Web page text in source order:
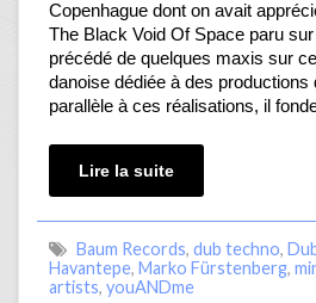
Copenhague dont on avait
The Black Void Of Space paru
précédé de quelques maxis sur
danoise dédiée à des productions
parallèle à ces réalisations, il
Lire la suite
Baum Records, dub techno,
Havantepe, Marko Fürstenberg,
artists, youANDme